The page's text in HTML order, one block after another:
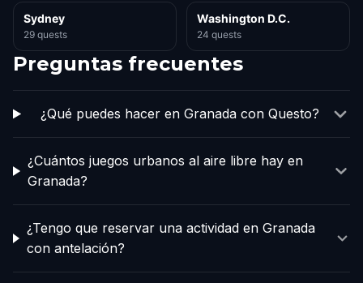
Sydney
29 quests
Washington D.C.
24 quests
Preguntas frecuentes
¿Qué puedes hacer en Granada con Questo?
¿Cuántos juegos urbanos al aire libre hay en
Granada?
¿Tengo que reservar una actividad en Granada
con antelación?